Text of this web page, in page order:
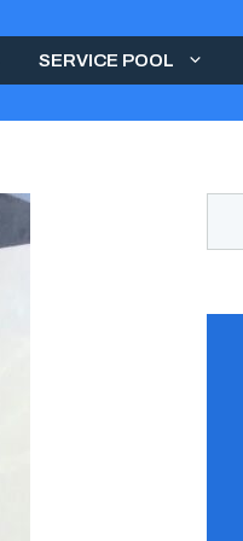
SERVICE POOL